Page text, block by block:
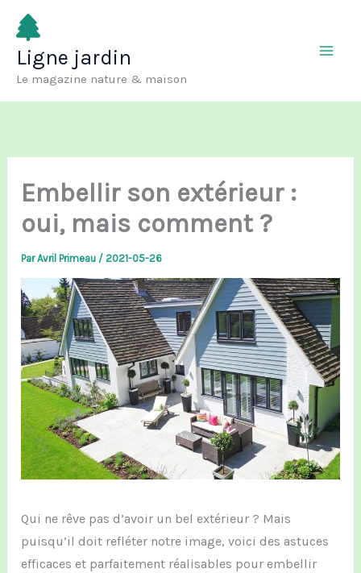
Aller
contenu
Ligne jardin
Le magazine nature & maison
Embellir son extérieur :
oui, mais comment ?
ParAvril Primeau /2021-05-26
Qui ne rêve pas d’avoir un bel extérieur ? Mais
puisqu’il doit refléter notre image, voici des astuces
efficaces et parfaitement réalisables pour embellir